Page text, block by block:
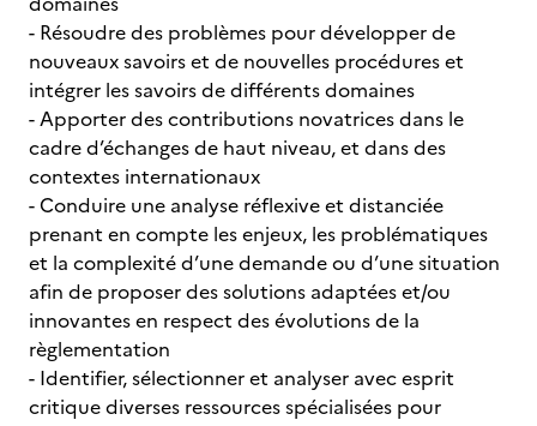
- Résoudre des problèmes pour développer de
nouveaux savoirs et de nouvelles procédures et
intégrer les savoirs de différents domaines
- Apporter des contributions novatrices dans le
cadre d’échanges de haut niveau, et dans des
contextes internationaux
- Conduire une analyse réflexive et distanciée
prenant en compte les enjeux, les problématiques
et la complexité d’une demande ou d’une situation
afin de proposer des solutions adaptées et/ou
innovantes en respect des évolutions de la
règlementation
- Identifier, sélectionner et analyser avec esprit
critique diverses ressources spécialisées pour